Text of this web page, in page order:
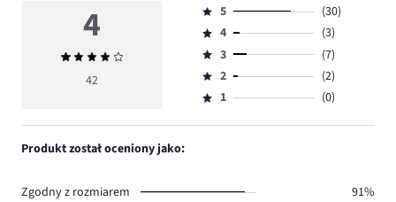
4
Średnia
ocena
42
Ocena
5,
ilość
głosów
30.
5
(30)
Ocena
4,
ilość
głosów
4
(3)
Ocena
3,
ilość
3
(7)
Ocena
2,
2
(2)
Ocena
1,
1 (0)
Produkt został oceniony jako:
Zgodny z rozmiarem
91%